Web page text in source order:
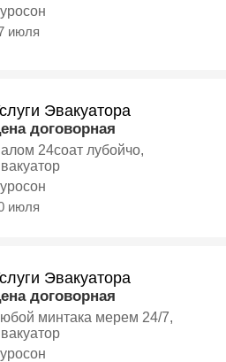
июля
Эвакуатора
договорная
24соат лубойчо,
июля
Эвакуатора
договорная
минтака мерем 24/7,